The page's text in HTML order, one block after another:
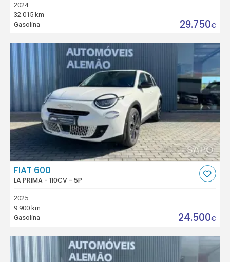
2024
32.015 km
Gasolina
29.750€
FIAT 600
LA PRIMA - 110CV - 5P
2025
9.900 km
Gasolina
24.500€